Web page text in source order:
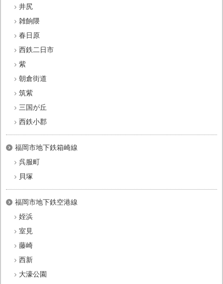
井尻
雑餉隈
春日原
西鉄二日市
紫
朝倉街道
筑紫
三国が丘
西鉄小郡
福岡市地下鉄箱崎線
呉服町
貝塚
福岡市地下鉄空港線
姪浜
室見
藤崎
西新
大濠公園